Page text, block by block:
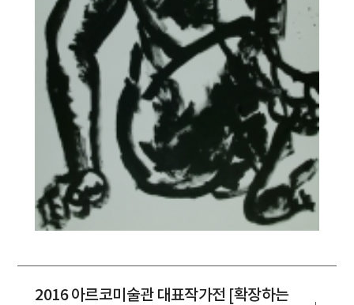
2016 아르코미술관 대표작가전 [확장하는